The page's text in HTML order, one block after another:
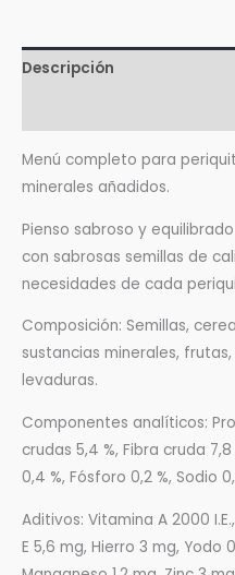
Descripción
Menú completo para
minerales añadidos.
Pienso sabroso y
con sabrosas semillas de
necesidades de cada
Composición: Semillas,
sustancias minerales,
levaduras.
Componentes analíticos:
crudas 5,4 %, Fibra cruda
0,4 %, Fósforo 0,2 %, Sodio
Aditivos: Vitamina A 2000
E 5,6 mg, Hierro 3 mg, Yodo